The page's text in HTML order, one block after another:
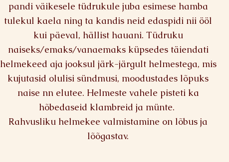
pandi väikesele tüdrukule juba esimese hamba
tulekul kaela ning ta kandis neid edaspidi nii ööl
kui päeval, hällist hauani. Tüdruku
naiseks/emaks/vanaemaks küpsedes täiendati
helmekeed aja jooksul järk-järgult helmestega, mis
kujutasid olulisi sündmusi, moodustades lõpuks
naise nn elutee. Helmeste vahele pisteti ka
hõbedaseid klambreid ja münte.
Rahvusliku helmekee valmistamine on lõbus ja
lõõgastav.